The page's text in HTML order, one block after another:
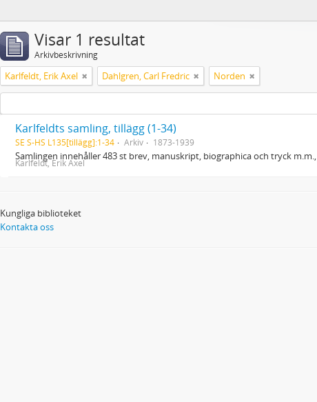
Visar 1 resultat
Arkivbeskrivning
Karlfeldt, Erik Axel Dahlgren, Carl Fredric Norden
Karlfeldts samling, tillägg (1-34)
SE S-HS L135[tillägg]:1-34 Arkiv 1873-1939
Samlingen innehåller 483 st brev, manuskript, biographica och tryck
Karlfeldt, Erik Axel
Kungliga biblioteket
Kontakta oss